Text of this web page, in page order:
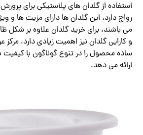
استفاده از گلدان های پلاستیکی برای
رواج دارد، این گلدان ها دارای مزیت ها و
می باشند، برای خرید گلدان علاوه بر شکل
و کارایی گلدان نیز اهمیت زیادی دارد، مرکز
ساده محصول را در تنوع گوناگون با کیفیت
ارائه می دهد.